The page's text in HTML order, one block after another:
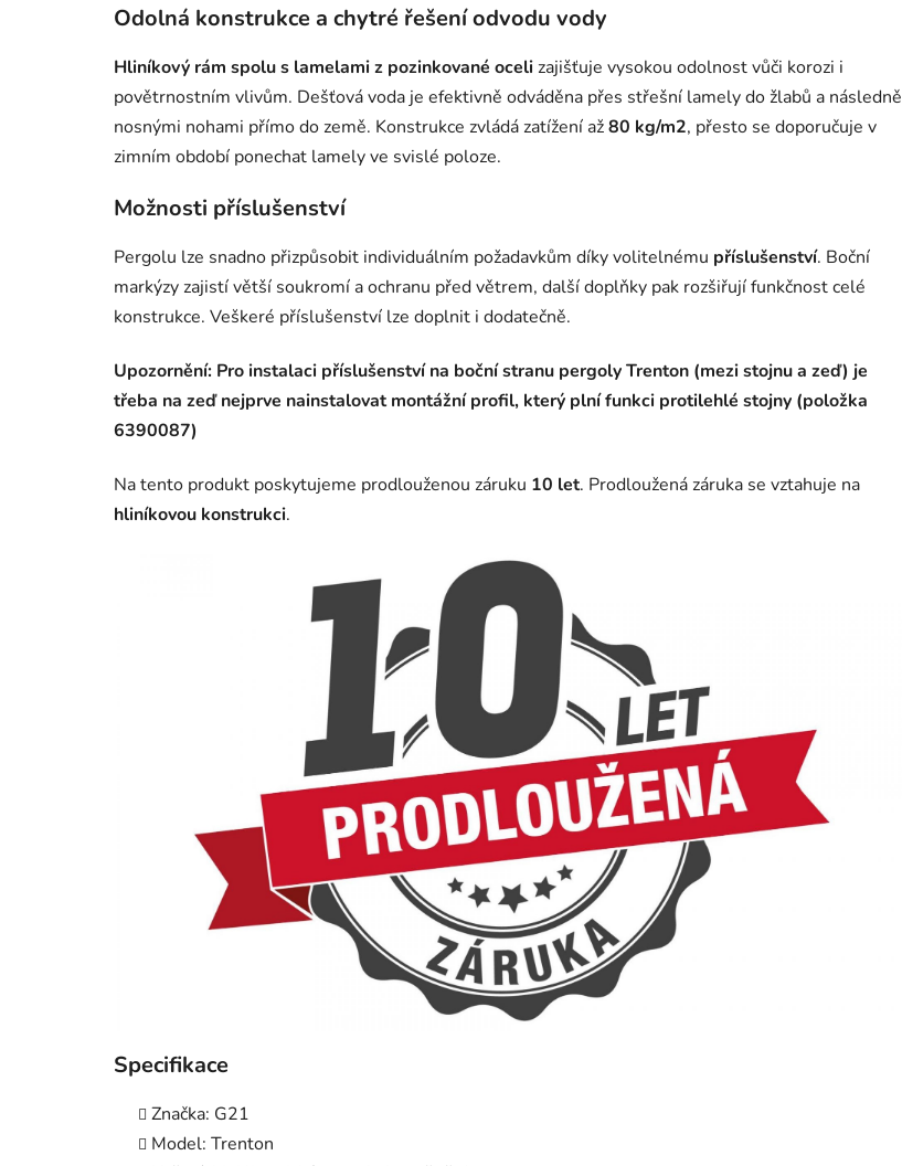
Odolná konstrukce a chytré řešení odvodu vody
Hliníkový rám spolu s lamelami z pozinkované ocelizajišťuje vysokou odolnost vůči korozi i
povětrnostním vlivům. Dešťová voda je efektivně odváděna přes střešní lamely do žlabů a následně
nosnými nohami přímo do země. Konstrukce zvládá zatížení až80 kg/m2, přesto se doporučuje v
zimním období ponechat lamely ve svislé poloze.
Možnosti příslušenství
Pergolu lze snadno přizpůsobit individuálním požadavkům díky volitelnému příslušenství. Boční
markýzy zajistí větší soukromí a ochranu před větrem, další doplňky pak rozšiřují funkčnost celé
konstrukce. Veškeré příslušenství lze doplnit i dodatečně.
Upozornění: Pro instalaci příslušenství na boční stranu pergoly Trenton (mezi stojnu a zeď) je
třeba na zeď nejprve nainstalovat montážní profil, který plní funkci protilehlé stojny (položka
6390087)
Na tento produkt poskytujeme prodlouženou záruku 10 let. Prodloužená záruka se vztahuje na
hliníkovou konstrukci.
Specifikace
Značka: G21
Model: Trenton